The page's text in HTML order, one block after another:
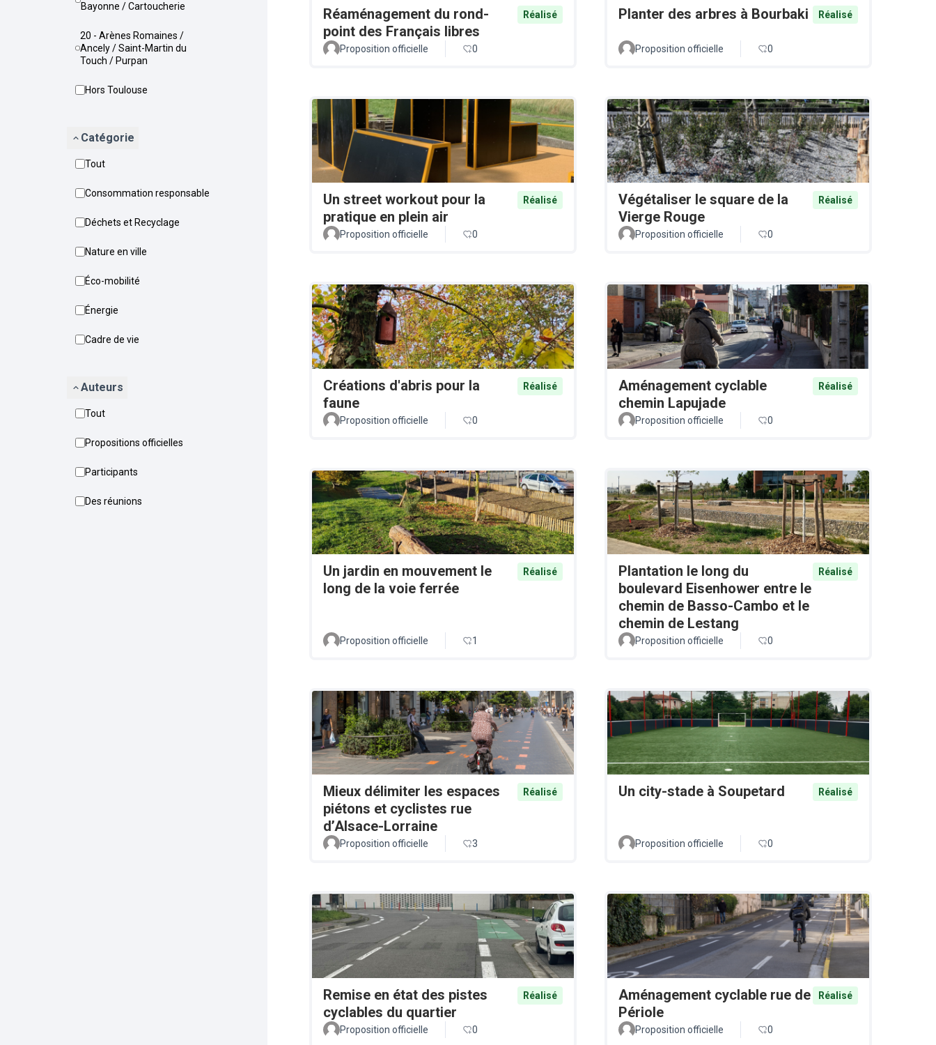
Bayonne / Cartoucherie
20 - Arènes Romaines /
Ancely / Saint-Martin du
Touch / Purpan
Hors Toulouse
Catégorie
Tout
Consommation responsable
Déchets et Recyclage
Nature en ville
Éco-mobilité
Énergie
Cadre de vie
Auteurs
Tout
Propositions officielles
Participants
Des réunions
Réaménagement du rond-
point des Français libres
Réalisé
Proposition officielle 0
Planter des arbres à Bourbaki Réalisé
Proposition officielle 0
Un street workout pour la
pratique en plein air
Réalisé
Proposition officielle 0
Végétaliser le square de la
Vierge Rouge
Réalisé
Proposition officielle 0
Créations d'abris pour la
faune
Réalisé
Proposition officielle 0
Aménagement cyclable
chemin Lapujade
Réalisé
Proposition officielle 0
Un jardin en mouvement le
long de la voie ferrée
Réalisé
Proposition officielle 1
Plantation le long du
boulevard Eisenhower entre le
chemin de Basso-Cambo et le
chemin de Lestang
Réalisé
Proposition officielle 0
Mieux délimiter les espaces
piétons et cyclistes rue
d’Alsace-Lorraine
Réalisé
Proposition officielle 3
Un city-stade à Soupetard Réalisé
Proposition officielle 0
Remise en état des pistes
cyclables du quartier
Réalisé
Proposition officielle 0
Aménagement cyclable rue de
Périole
Réalisé
Proposition officielle 0